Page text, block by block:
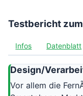
Testbericht zum
Infos Datenblatt
Design/
Vor allem die